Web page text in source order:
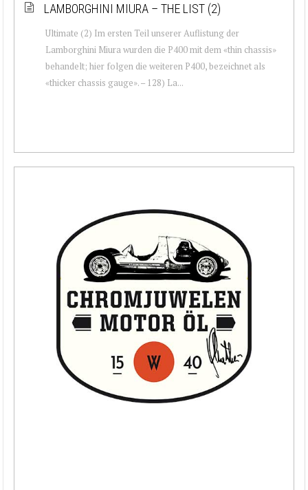
LAMBORGHINI MIURA – THE LIST (2)
Ultimate (2) Im ersten Teil unserer Auflistung der
Lamborghini Miura wurden die P400 mit dem «thin chassis»
behandelt; hier folgen die weiteren P400, bezeichnet als
«thicker chassis gauge». – 128) La...